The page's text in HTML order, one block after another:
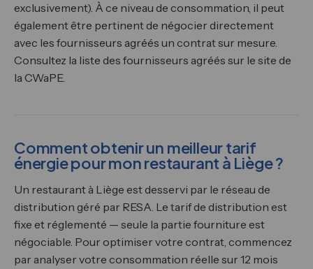
exclusivement). À ce niveau de consommation, il peut
également être pertinent de négocier directement
avec les fournisseurs agréés un contrat sur mesure.
Consultez la liste des fournisseurs agréés sur le site de
la CWaPE.
Comment obtenir un meilleur tarif
énergie pour mon restaurant à Liège ?
Un restaurant à Liège est desservi par le réseau de
distribution géré par RESA. Le tarif de distribution est
fixe et réglementé — seule la partie fourniture est
négociable. Pour optimiser votre contrat, commencez
par analyser votre consommation réelle sur 12 mois